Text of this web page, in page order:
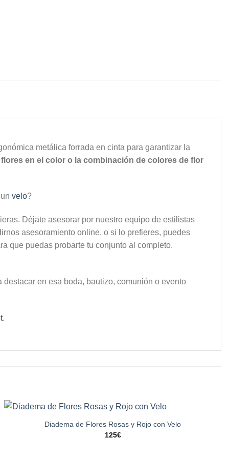
metálica forrada en cinta para garantizar la
flores en el color o la combinación de colores de flor
velo?
Déjate asesorar por nuestro equipo de estilistas
asesoramiento online, o si lo prefieres, puedes
que puedas probarte tu conjunto al completo.
en esa boda, bautizo, comunión o evento
.
Diadema de Flores Rosas y Rojo con Velo
125€